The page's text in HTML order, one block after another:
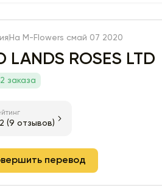
На M-Flowers смай 07 2020
LANDS ROSES LTD
заказа
(9 отзывов)
перевод